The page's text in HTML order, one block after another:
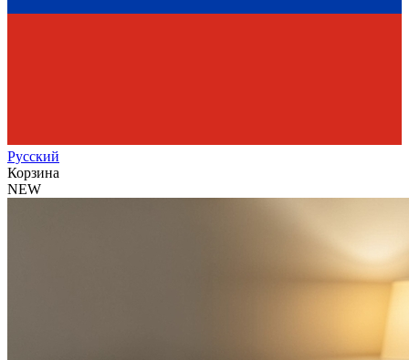
Русский
Корзина
NEW